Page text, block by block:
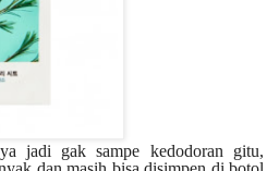
jadi gak sampe kedodoran gitu,